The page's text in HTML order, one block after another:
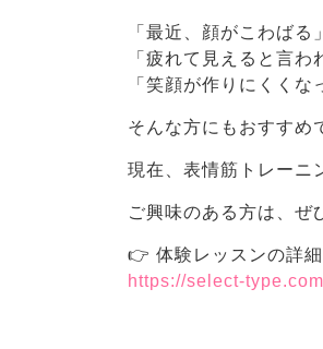
「最近、顔がこわばる」
「疲れて見えると言わ
「笑顔が作りにくくな
そんな方にもおすすめ
現在、表情筋トレーニ
ご興味のある方は、ぜ
👉 体験レッスンの詳
https://select-